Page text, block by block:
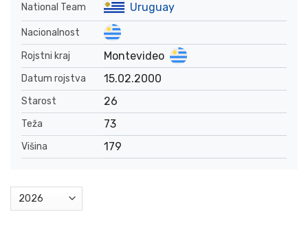
National Team Uruguay
Nacionalnost
Rojstni kraj
Montevideo
Datum rojstva 15.02.2000
Starost 26
Teža 73
Višina 179